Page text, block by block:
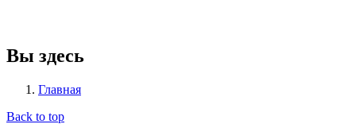
Вы здесь
Главная
Back to top